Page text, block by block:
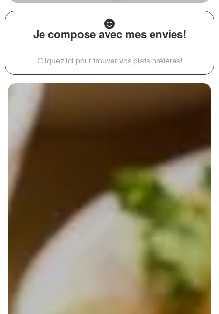
Je compose avec mes envies!
Cliquez ici pour trouver vos plats préférés!